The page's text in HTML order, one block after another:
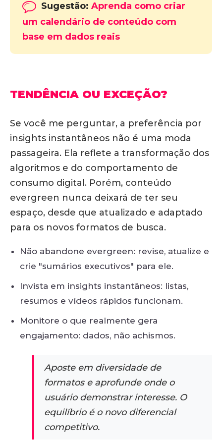
Sugestão: Aprenda como criar
um calendário de conteúdo com
base em dados reais
TENDÊNCIA OU EXCEÇÃO?
Se você me perguntar, a preferência por
insights instantâneos não é uma moda
passageira. Ela reflete a transformação dos
algoritmos e do comportamento de
consumo digital. Porém, conteúdo
evergreen nunca deixará de ter seu
espaço, desde que atualizado e adaptado
para os novos formatos de busca.
Não abandone evergreen: revise, atualize e
crie "sumários executivos" para ele.
Invista em insights instantâneos: listas,
resumos e vídeos rápidos funcionam.
Monitore o que realmente gera
engajamento: dados, não achismos.
Aposte em diversidade de
formatos e aprofunde onde o
usuário demonstrar interesse. O
equilíbrio é o novo diferencial
competitivo.